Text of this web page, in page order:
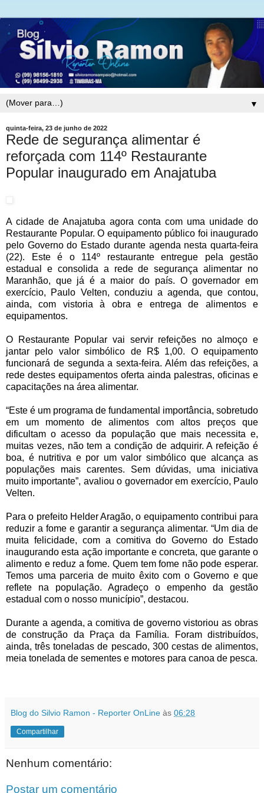
▼
quinta-feira, 23 de junho de 2022
Rede de segurança alimentar é
reforçada com 114º Restaurante
Popular inaugurado em Anajatuba
A cidade de Anajatuba agora conta com uma unidade do
Restaurante Popular. O equipamento público foi inaugurado
pelo Governo do Estado durante agenda nesta quarta-feira
(22). Este é o 114º restaurante entregue pela gestão
estadual e consolida a rede de segurança alimentar no
Maranhão, que já é a maior do país. O governador em
exercício, Paulo Velten, conduziu a agenda, que contou,
ainda, com vistoria à obra e entrega de alimentos e
equipamentos.
O Restaurante Popular vai servir refeições no almoço e
jantar pelo valor simbólico de R$ 1,00. O equipamento
funcionará de segunda a sexta-feira. Além das refeições, a
rede destes equipamentos oferta ainda palestras, oficinas e
capacitações na área alimentar.
“Este é um programa de fundamental importância, sobretudo
em um momento de alimentos com altos preços que
dificultam o acesso da população que mais necessita e,
muitas vezes, não tem a condição de adquirir. A refeição é
boa, é nutritiva e por um valor simbólico que alcança as
populações mais carentes. Sem dúvidas, uma iniciativa
muito importante”, avaliou o governador em exercício, Paulo
Velten.
Para o prefeito Helder Aragão, o equipamento contribui para
reduzir a fome e garantir a segurança alimentar. “Um dia de
muita felicidade, com a comitiva do Governo do Estado
inaugurando esta ação importante e concreta, que garante o
alimento e reduz a fome. Quem tem fome não pode esperar.
Temos uma parceria de muito êxito com o Governo e que
reflete na população. Agradeço o empenho da gestão
estadual com o nosso município”, destacou.
Durante a agenda, a comitiva de governo vistoriou as obras
de construção da Praça da Família. Foram distribuídos,
ainda, três toneladas de pescado, 300 cestas de alimentos,
meia tonelada de sementes e motores para canoa de pesca.
Blog do Silvio Ramon - Reporter OnLine às 06:28
Compartilhar
Nenhum comentário:
Postar um comentário